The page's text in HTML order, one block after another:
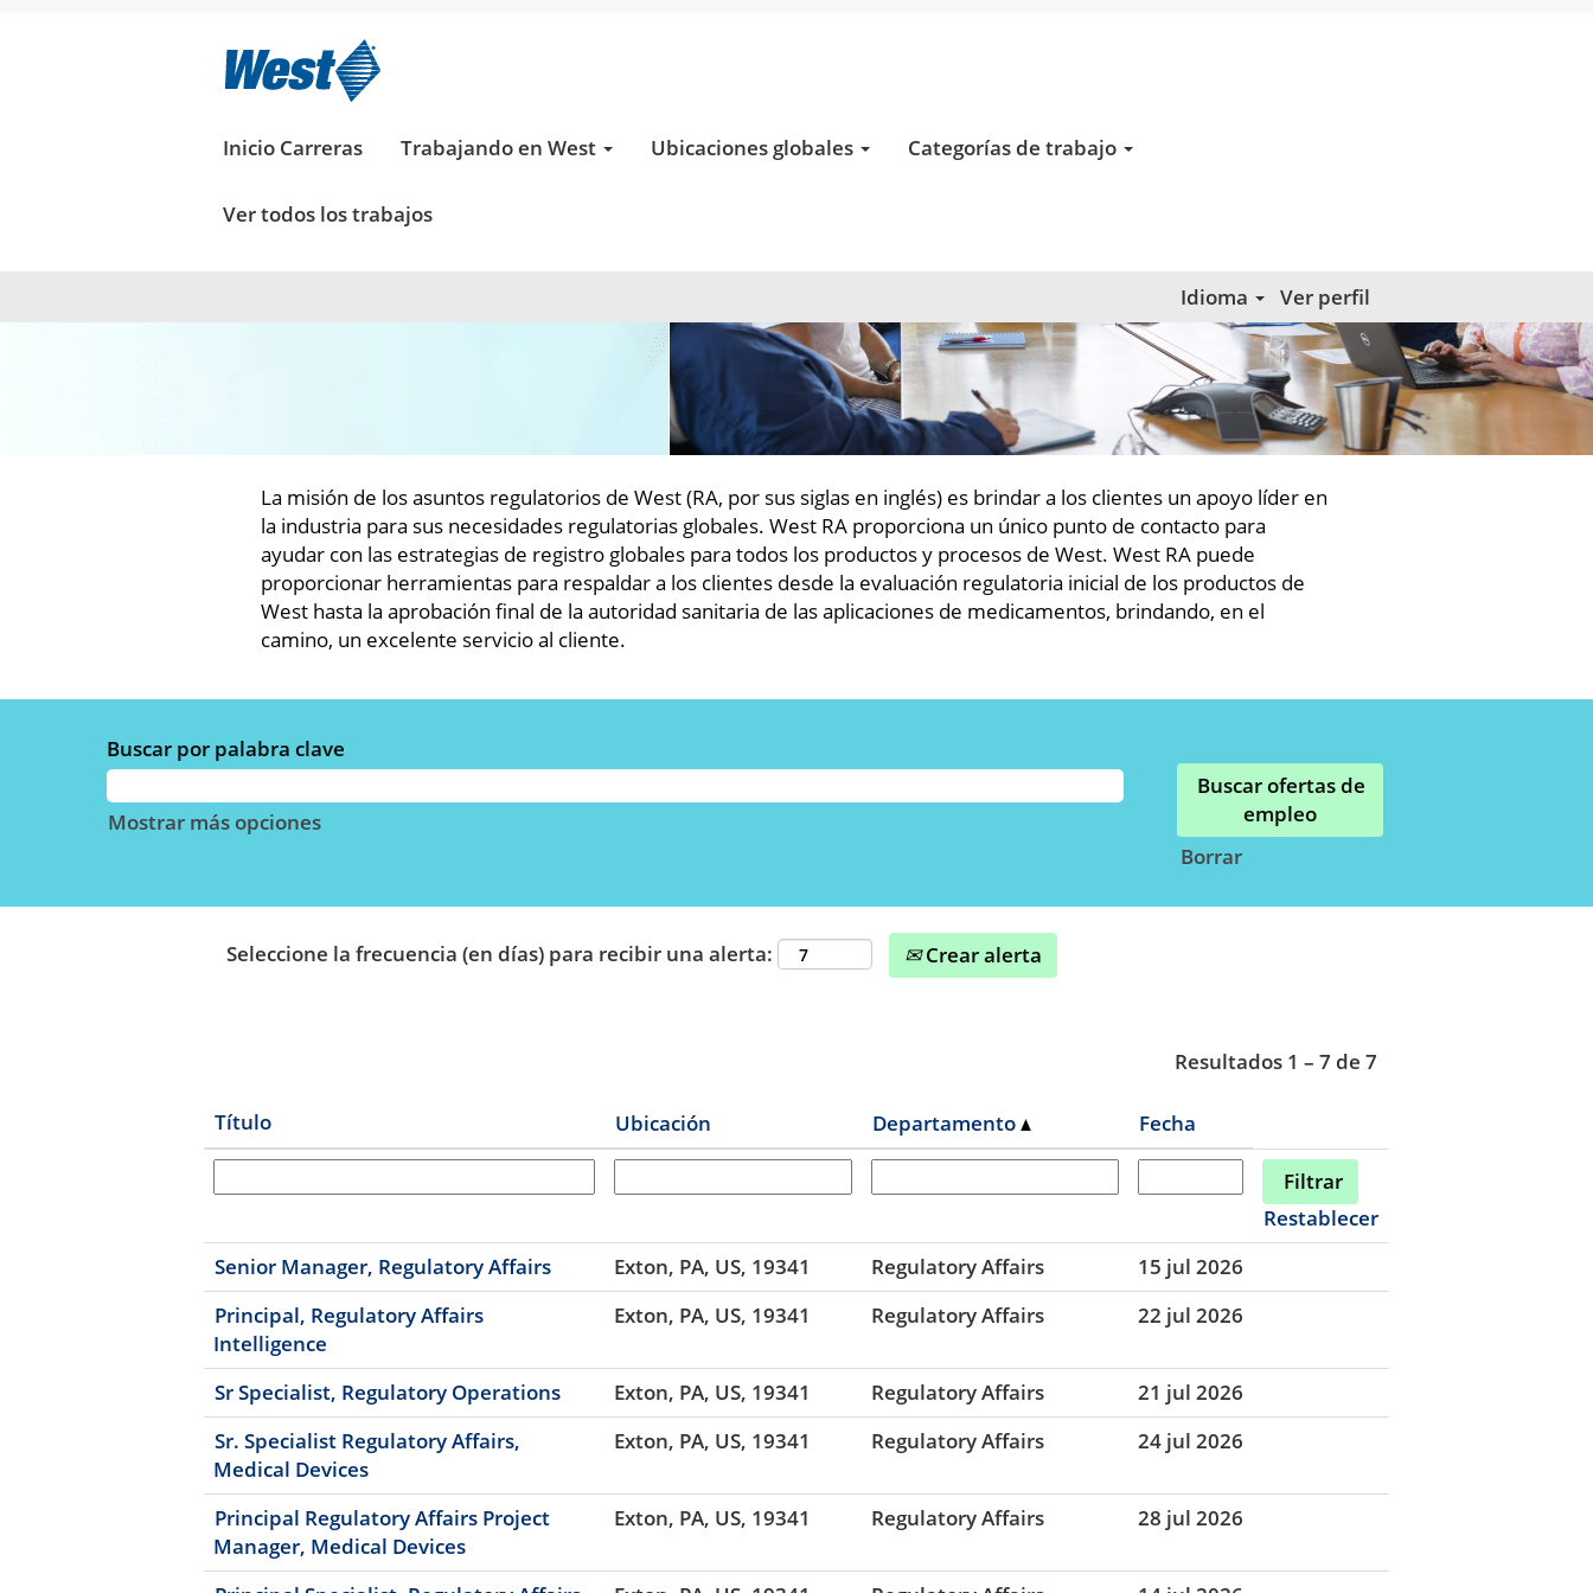
Inicio Carreras Trabajando en West Ubicaciones globales Categorías de trabajo
Ver todos los trabajos
Idioma Ver perfil
REGULATORIOS_MX
ASUNTOS REGULATORIOS
La misión de los asuntos regulatorios de West (RA, por sus siglas en inglés) es brindar a los clientes un apoyo líder en
la industria para sus necesidades regulatorias globales. West RA proporciona un único punto de contacto para
ayudar con las estrategias de registro globales para todos los productos y procesos de West. West RA puede
proporcionar herramientas para respaldar a los clientes desde la evaluación regulatoria inicial de los productos de
West hasta la aprobación final de la autoridad sanitaria de las aplicaciones de medicamentos, brindando, en el
camino, un excelente servicio al cliente.
Buscar por palabra clave
Mostrar más opciones
Borrar
Seleccione la frecuencia (en días) para recibir una alerta: Crear alerta
Resultados 1 – 7 de 7
Título Ubicación Departamento Fecha
Restablecer
Senior Manager, Regulatory Affairs
Exton, PA, US, 19341 Regulatory Affairs
15 jul 2026
Principal, Regulatory Affairs
Intelligence
Exton, PA, US, 19341 Regulatory Affairs 22 jul 2026
Sr Specialist, Regulatory Operations Exton, PA, US, 19341 Regulatory Affairs
21 jul 2026
Sr. Specialist Regulatory Affairs,
Medical Devices
Exton, PA, US, 19341 Regulatory Affairs 24 jul 2026
Principal Regulatory Affairs Project
Manager, Medical Devices
Exton, PA, US, 19341 Regulatory Affairs 28 jul 2026